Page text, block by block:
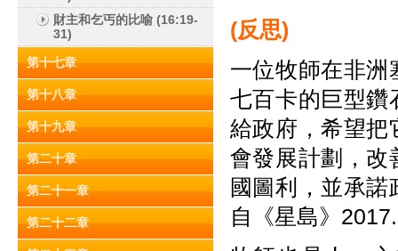
財主和乞丐的比喻 (16:19-
31)
第十七章
第十八章
第十九章
第二十章
第二十一章
第二十二章
(反思)
一位牧師在非洲
七百卡的巨型鑽
給政府，希望把
會發展計劃，改
國圖利，並承
自《星島》